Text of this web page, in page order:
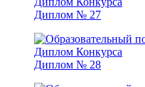
Диплом № 27
Диплом № 28